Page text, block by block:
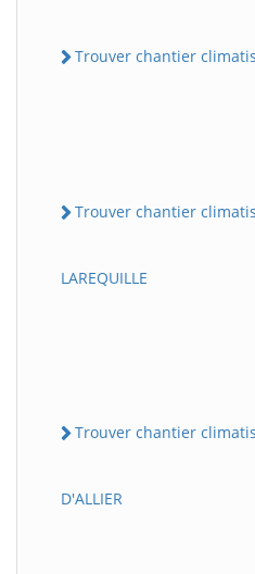
Trouver chantier
Trouver chantier
LAREQUILLE
Trouver chantier
D'ALLIER